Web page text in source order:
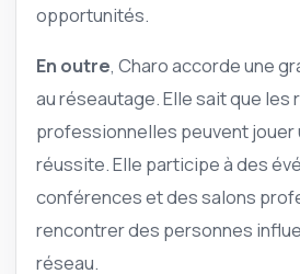
opportunités.
En outre, Charo accorde une
au réseautage. Elle sait que les
professionnelles peuvent jouer
réussite. Elle participe à des
conférences et des salons
rencontrer des personnes
réseau.